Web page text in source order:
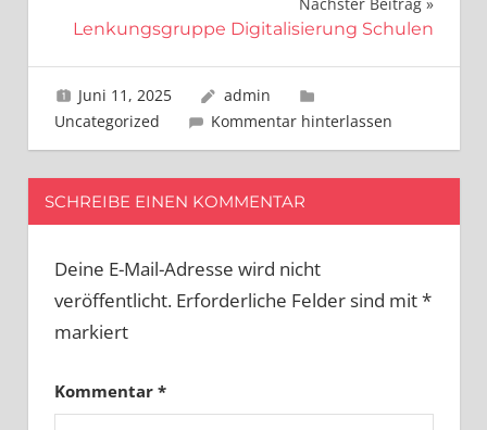
Lenkungsgruppe Digitalisierung Schulen
Juni 11, 2025
admin
Uncategorized
Kommentar hinterlassen
SCHREIBE EINEN KOMMENTAR
Deine E-Mail-Adresse wird nicht
veröffentlicht. Erforderliche Felder sind mit*
markiert
Kommentar *